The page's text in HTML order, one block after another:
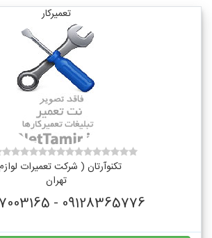
تعمیرکار
تکنوآرتان ( شرکت تعمیرات لوازم )
تهران
09128365776 - 09367003165